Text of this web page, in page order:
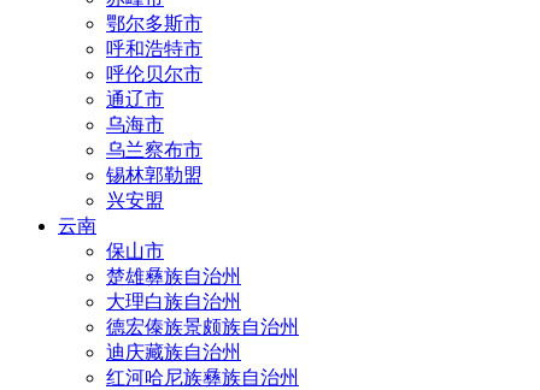
鄂尔多斯市
呼和浩特市
呼伦贝尔市
通辽市
乌海市
乌兰察布市
锡林郭勒盟
兴安盟
云南
保山市
楚雄彝族自治州
大理白族自治州
德宏傣族景颇族自治州
迪庆藏族自治州
红河哈尼族彝族自治州